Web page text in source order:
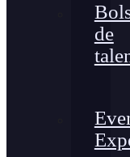
de